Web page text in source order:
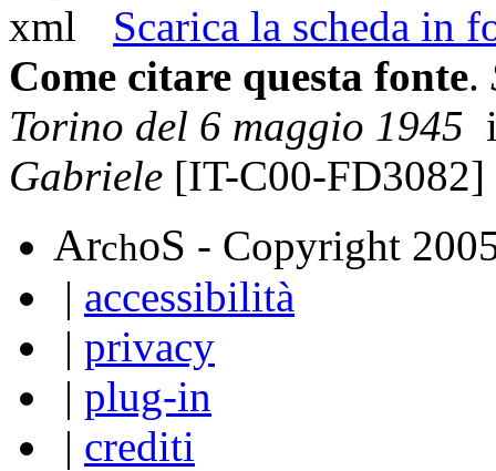
Scarica la scheda in
Come citare questa fonte.
Torino del 6 maggio 1945
Gabriele [IT-C00-FD3082]
ArchoS - Copyright
| accessibilità
| privacy
| plug-in
| crediti